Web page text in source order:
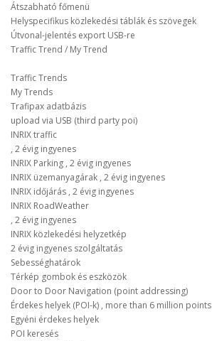
Átszabható főmenü
Helyspecifikus közlekedési táblák és szövegek
Útvonal-jelentés export USB-re
Traffic Trend / My Trend
Traffic Trends
My Trends
Trafipax adatbázis
upload via USB (third party poi)
INRIX traffic
, 2 évig ingyenes
INRIX Parking , 2 évig ingyenes
INRIX üzemanyagárak , 2 évig ingyenes
INRIX időjárás , 2 évig ingyenes
INRIX RoadWeather
, 2 évig ingyenes
INRIX közlekedési helyzetkép
2 évig ingyenes szolgáltatás
Sebességhatárok
Térkép gombok és eszközök
Door to Door Navigation (point addressing)
Érdekes helyek (POI-k) , more than 6 million points
Egyéni érdekes helyek
POI keresés